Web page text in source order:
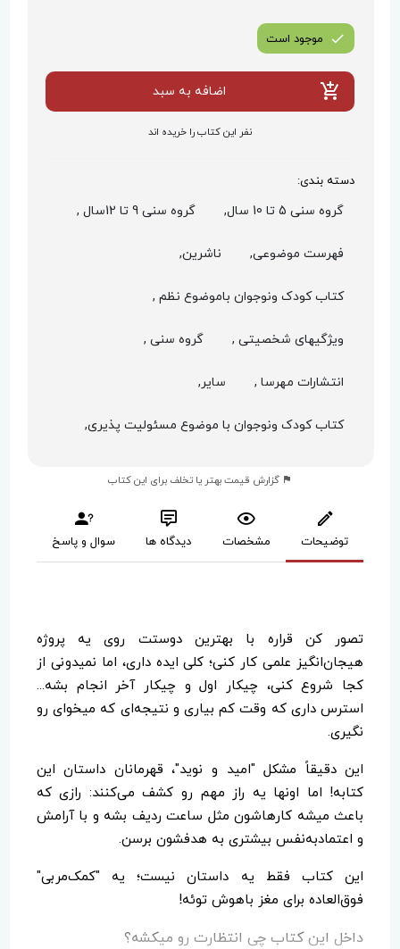
موجود است
اضافه به سبد
نفر این کتاب را خریده اند
دسته بندی:
گروه سنی 5 تا 10 سال, گروه سنی 9 تا 12سال ,
فهرست موضوعی, ناشرین,
کتاب کودک ونوجوان باموضوع نظم ,
ویژگیهای شخصیتی , گروه سنی ,
انتشارات مهرسا , سایر,
کتاب کودک ونوجوان با موضوع مسئولیت پذیری,
گزارش قیمت بهتر یا تخلف برای این کتاب
توضیحات مشخصات دیدگاه ها سوال و پاسخ
تصور کن قراره با بهترین دوستت روی یه پروژه
هیجان‌انگیز علمی کار کنی؛ کلی ایده داری، اما نمیدونی از
کجا شروع کنی، چیکار اول و چیکار آخر انجام بشه...
استرس داری که وقت کم بیاری و نتیجه‌ای که میخوای رو
نگیری.
این دقیقاً مشکل "امید و نوید"، قهرمانان داستان این
کتابه! اما اونها یه راز مهم رو کشف می‌کنند: رازی که
باعث میشه کارهاشون مثل ساعت ردیف بشه و با آرامش
و اعتمادبه‌نفس بیشتری به هدفشون برسن.
این کتاب فقط یه داستان نیست؛ یه "کمک‌مربی"
فوق‌العاده برای مغز باهوش توئه!
داخل این کتاب چی انتظارت رو میکشه؟